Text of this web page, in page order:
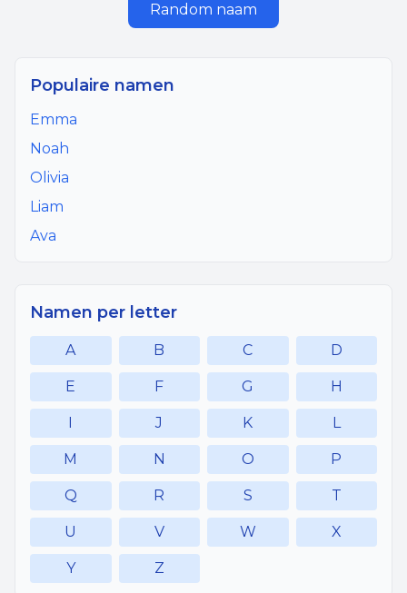
Random naam
Populaire namen
Emma
Noah
Olivia
Liam
Ava
Namen per letter
A B C D
E F G H
I J K L
M N O P
Q R S T
U V W X
Y Z